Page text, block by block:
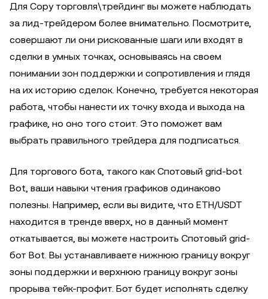
Для Copy торговля\трейдинг вы можете наблюдать
за лид-трейдером более внимательно. Посмотрите,
совершают ли они рискованные шаги или входят в
сделки в умных точках, основываясь на своем
понимании зон поддержки и сопротивления и глядя
на их историю сделок. Конечно, требуется некоторая
работа, чтобы нанести их точку входа и выхода на
графике, но оно того стоит. Это поможет вам
выбрать правильного трейдера для подписаться.
Для торгового бота, такого как Спотовый grid-bot
Bot, ваши навыки чтения графиков одинаково
полезны. Например, если вы видите, что ETH/USDT
находится в тренде вверх, но в данный момент
откатывается, вы можете настроить Спотовый grid-
бот Bot. Вы устанавливаете нижнюю границу вокруг
зоны поддержки и верхнюю границу вокруг зоны
прорыва тейк-профит. Бот будет исполнять сделку